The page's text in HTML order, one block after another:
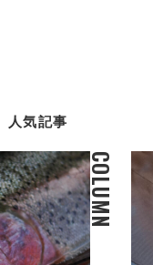
人気記事
COLUMN